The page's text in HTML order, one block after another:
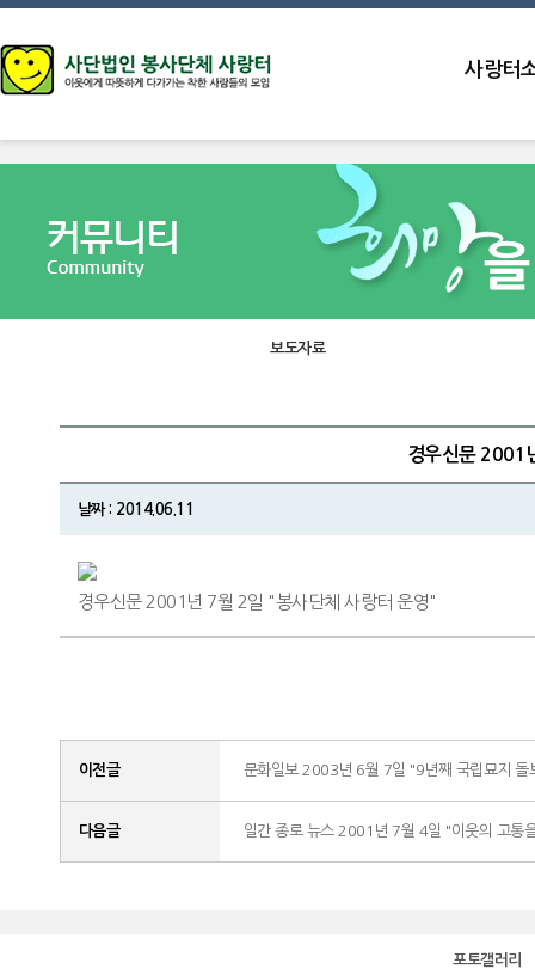
사랑터
보도자료
경우신문 2001
날짜 : 2014.06.11
경우신문 2001년 7월 2일 "봉사단체 사랑터 운영"
이전글 문화일보 2003년 6월 7일 "9년째 국립묘지 돌
다음글 일간 종로 뉴스 2001년 7월 4일 "이웃의 고통
포토갤러리